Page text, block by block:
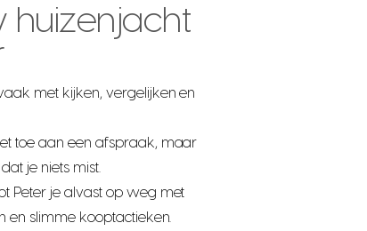
huizenjacht
met kijken, vergelijken en
toe aan een afspraak, maar
je niets mist.
Peter je alvast op weg met
en slimme kooptactieken.